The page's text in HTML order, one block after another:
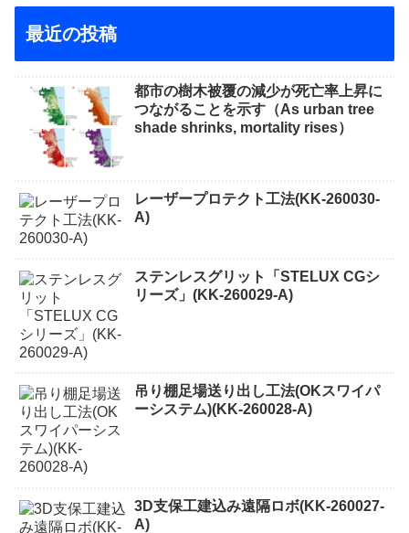
最近の投稿
都市の樹木被覆の減少が死亡率上昇に
つながることを示す（As urban tree
shade shrinks, mortality rises）
レーザープロテクト⼯法(KK-260030-
A)
ステンレスグリット「STELUX CGシ
リーズ」(KK-260029-A)
吊り棚足場送り出し工法(OKスワイパ
ーシステム)(KK-260028-A)
3D支保工建込み遠隔ロボ(KK-260027-
A)